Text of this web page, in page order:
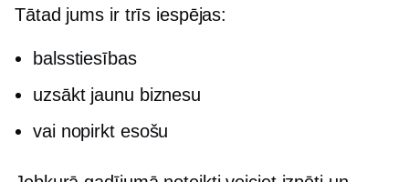
Tātad jums ir trīs iespējas:
balsstiesības
uzsākt jaunu biznesu
vai nopirkt esošu